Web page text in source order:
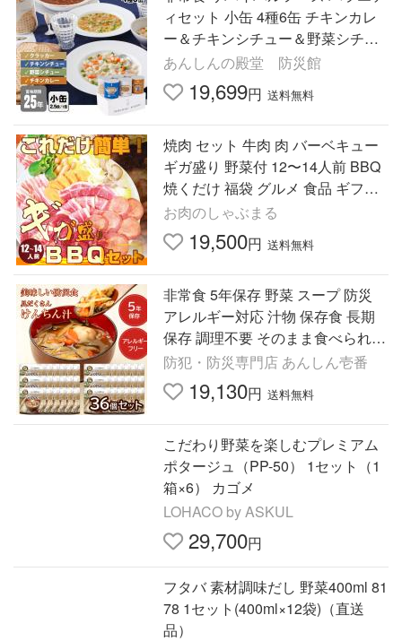
ィセット 小缶 4種6缶 チキンカレ
ー＆チキンシチュー＆野菜シチュ
ー&クラッカー 期限2050年8月迄
あんしんの殿堂 防災館
19,699円 送料無料
焼肉 セット 牛肉 肉 バーベキュー
ギガ盛り 野菜付 12〜14人前 BBQ
焼くだけ 福袋 グルメ 食品 ギフト
プレゼント キャンプ 爆買
お肉のしゃぶまる
19,500円 送料無料
非常食 5年保存 野菜 スープ 防災
アレルギー対応 汁物 保存食 長期
保存 調理不要 そのまま食べられる
美味しい防災食 けんちん汁 36個セ
ット
防犯・防災専門店 あんしん壱番
19,130円 送料無料
こだわり野菜を楽しむプレミアム
ポタージュ（PP-50） 1セット（1
箱×6） カゴメ
LOHACO by ASKUL
29,700円
フタバ 素材調味だし 野菜400ml 81
78 1セット(400ml×12袋)（直送
品）